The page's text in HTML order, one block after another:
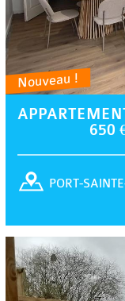
Nouveau !
650
PORT-